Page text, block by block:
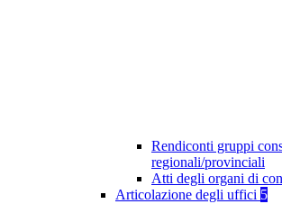
Rendiconti gruppi
regionali/provinciali
Atti degli organi di
Articolazione degli uffici 5